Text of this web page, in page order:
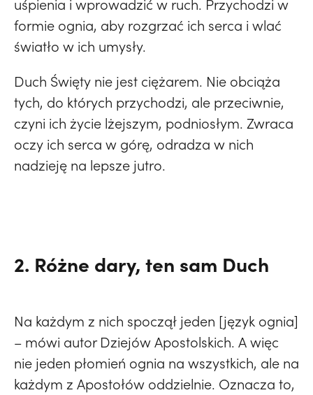
uśpienia i wprowadzić w ruch. Przychodzi w
formie ognia, aby rozgrzać ich serca i wlać
światło w ich umysły.
Duch Święty nie jest ciężarem. Nie obciąża
tych, do których przychodzi, ale przeciwnie,
czyni ich życie lżejszym, podniosłym. Zwraca
oczy ich serca w górę, odradza w nich
nadzieję na lepsze jutro.
2. Różne dary, ten sam Duch
Na każdym z nich spoczął jeden [język ognia]
– mówi autor Dziejów Apostolskich. A więc
nie jeden płomień ognia na wszystkich, ale na
każdym z Apostołów oddzielnie. Oznacza to,